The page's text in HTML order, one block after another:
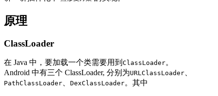
原理
ClassLoader
在 Java 中，要加载一个类需要用到 ClassLoader。
Android 中有三个 ClassLoader, 分别为URLClassLoader
PathClassLoader DexClassLoader。其中